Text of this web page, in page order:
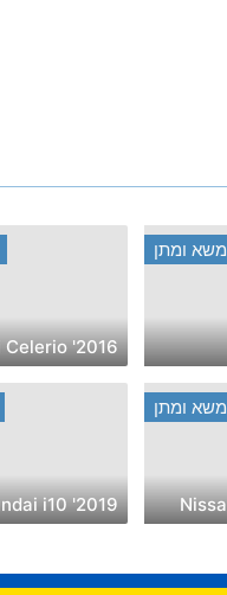
משא ומתן
2016' Suzuki Celerio
משא ומתן
2019' Hyundai i10